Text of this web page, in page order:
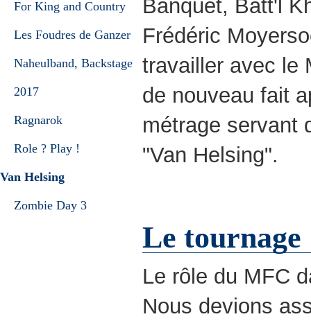
For King and Country
Les Foudres de Ganzer
Naheulband, Backstage
2017
Ragnarok
Role ? Play !
Van Helsing
Zombie Day 3
Banquet, Batt'l
Frédéric
travailler avec le
de nouveau fait
métrage servant
"Van Helsing".
Le tournage
Le rôle du MFC
Nous devions